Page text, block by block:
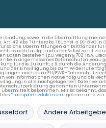
sowie in die Übermittlung meine
49 Abs. 1 Unterabs. 1 Buchst. a DS-
solche Übermittlungen an Drittländer für
nicht aufgrund einer
bestehen (z.B. wegen § 702 FISA,
kein angemessenes
für die Zukunft, z.B. durch die
der Einwilligung bis zum Widerruf
nach dem EU/EWR-
Informationen notwendig und als
in alle nachgelagerten
genannten
bekommen. Mir ist bekannt,
dasTransparenzdokumentgelesen und
Andere